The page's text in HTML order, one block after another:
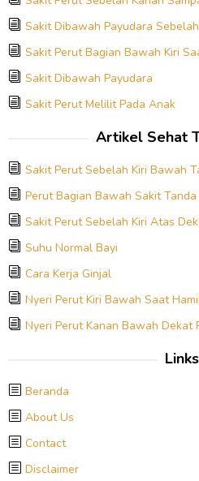
Sakit Dibawah Payudara
Sakit Perut Bagian Bawah Kiri
Sakit Dibawah Payudara
Sakit Perut Melilit Pada Anak
Artikel Sehat
Sakit Perut Sebelah Kiri Bawah
Perut Bagian Bawah Sakit
Sakit Perut Sebelah Kiri Atas
Suhu Normal Bayi
Cara Kerja Ginjal
Nyeri Perut Kiri Bawah Saat
Nyeri Perut Kanan Bawah Dekat
Links
Beranda
About Us
Contact
Disclaimer